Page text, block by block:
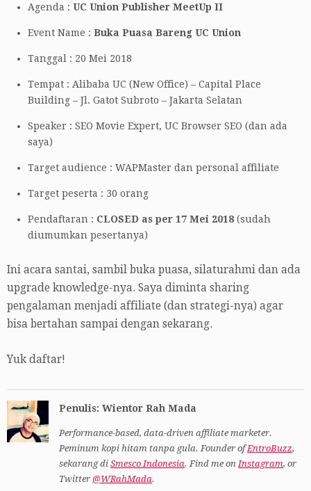
Agenda : UC Union Publisher MeetUp II
Event Name : Buka Puasa Bareng UC Union
Tanggal : 20 Mei 2018
Tempat : Alibaba UC (New Office) – Capital Place
Building – Jl. Gatot Subroto – Jakarta Selatan
Speaker : SEO Movie Expert, UC Browser SEO (dan ada
saya)
Target audience : WAPMaster dan personal affiliate
Target peserta : 30 orang
Pendaftaran : CLOSED as per 17 Mei 2018 (sudah
diumumkan pesertanya)
Ini acara santai, sambil buka puasa, silaturahmi dan ada
upgrade knowledge-nya. Saya diminta sharing
pengalaman menjadi affiliate (dan strategi-nya) agar
bisa bertahan sampai dengan sekarang.
Yuk daftar!
Penulis: Wientor Rah Mada
Performance-based, data-driven affiliate marketer.
Peminum kopi hitam tanpa gula. Founder ofEntroBuzz,
sekarang di Smesco Indonesia. Find me on Instagram, or
Twitter @WRahMada.